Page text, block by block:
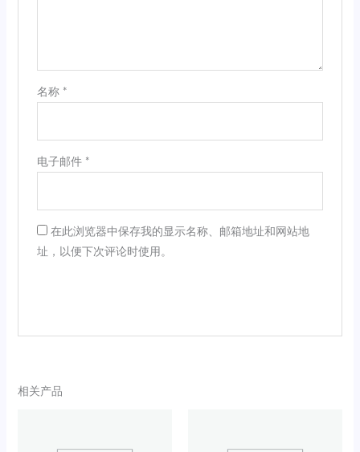
名称 *
电子邮件 *
在此浏览器中保存我的显示名称、邮箱地址和网站地
址，以便下次评论时使用。
相关产品